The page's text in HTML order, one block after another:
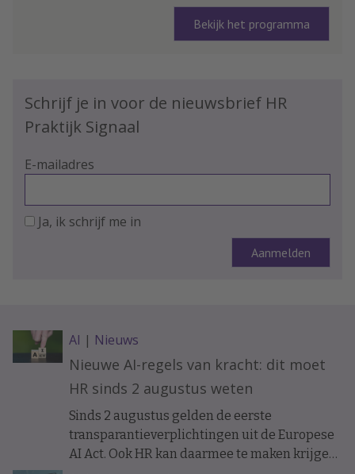
Bekijk het programma
Schrijf je in voor de nieuwsbrief HR
Praktijk Signaal
E-mailadres
Ja, ik schrijf me in
AI | Nieuws
Nieuwe AI-regels van kracht: dit moet
HR sinds 2 augustus weten
Sinds 2 augustus gelden de eerste
transparantieverplichtingen uit de Europese
AI Act. Ook HR kan daarmee te maken krijgen.